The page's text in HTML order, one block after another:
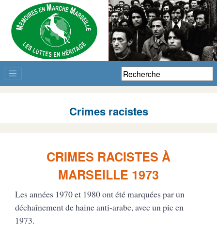
Crimes racistes
CRIMES RACISTES À
MARSEILLE 1973
Les années 1970 et 1980 ont été marquées par un
déchaînement de haine anti-arabe, avec un pic en
1973.